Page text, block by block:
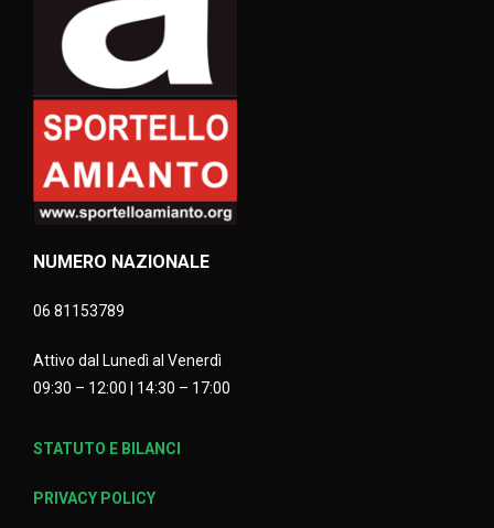
NUMERO NAZIONALE
06 81153789
Attivo dal Lunedì al Venerdì
09:30 – 12:00 | 14:30 – 17:00
STATUTO E BILANCI
PRIVACY POLICY